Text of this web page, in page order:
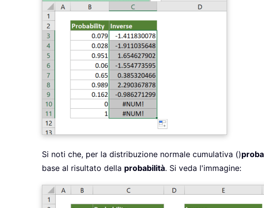
Si noti che, per la distribuzione normale cumulativa ()
base al risultato della probabilità. Si veda l'immagine: